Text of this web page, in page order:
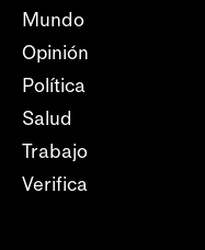
Mundo
Opinión
Política
Salud
Trabajo
Verifica